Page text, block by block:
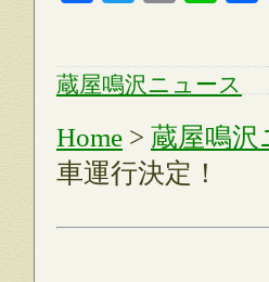
蔵屋鳴沢ニュース
Home > 蔵屋鳴沢
車運行決定！